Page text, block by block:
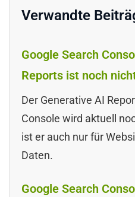
Verwandte
Google Search
Reports ist noch
Der Generative AI
Console wird aktuell
ist er auch nur für
Daten.
Google Search